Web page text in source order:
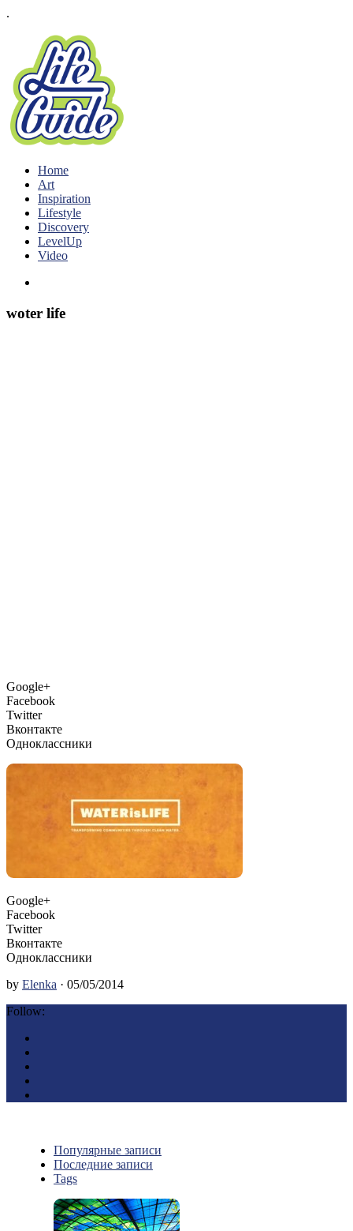
.
Home
Art
Inspiration
Lifestyle
Discovery
LevelUp
Video
woter life
Google+
Facebook
Twitter
Вконтакте
Одноклассники
Google+
Facebook
Twitter
Вконтакте
Одноклассники
by Elenka · 05/05/2014
Follow:
Популярные записи
Последние записи
Tags